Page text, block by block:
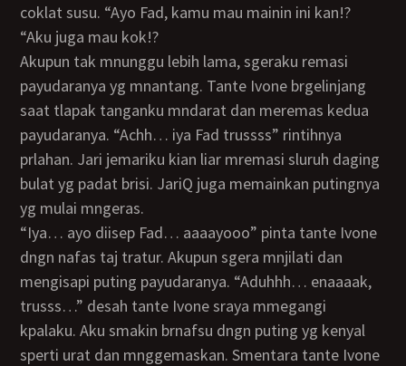
coklat susu. “Ayo Fad, kamu mau mainin ini kan!?
“Aku juga mau kok!?
Akupun tak mnunggu lebih lama, sgeraku remasi
payudaranya yg mnantang. Tante Ivone brgelinjang
saat tlapak tanganku mndarat dan meremas kedua
payudaranya. “Achh… iya Fad trussss” rintihnya
prlahan. Jari jemariku kian liar mremasi sluruh daging
bulat yg padat brisi. JariQ juga memainkan putingnya
yg mulai mngeras.
“Iya… ayo diisep Fad… aaaayooo” pinta tante Ivone
dngn nafas taj tratur. Akupun sgera mnjilati dan
mengisapi puting payudaranya. “Aduhhh… enaaaak,
trusss…” desah tante Ivone sraya mmegangi
kpalaku. Aku smakin brnafsu dngn puting yg kenyal
sperti urat dan mnggemaskan. Smentara tante Ivone